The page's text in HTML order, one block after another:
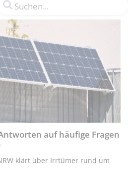
auf häufige Fragen
klärt über Irrtümer rund um